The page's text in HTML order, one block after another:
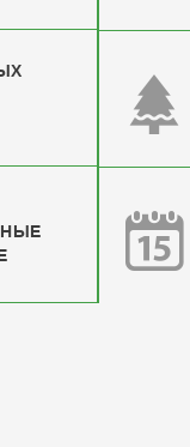
НЫЕ